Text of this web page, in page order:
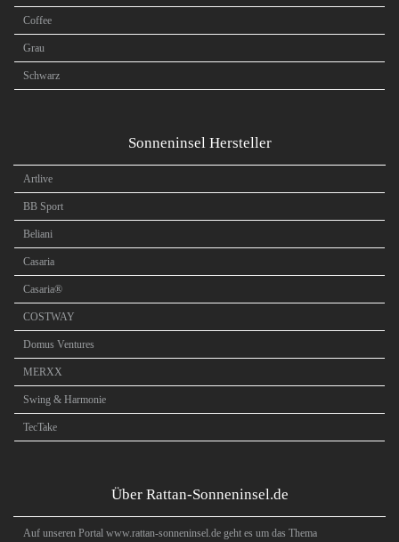
Coffee
Grau
Schwarz
Sonneninsel Hersteller
Artlive
BB Sport
Beliani
Casaria
Casaria®
COSTWAY
Domus Ventures
MERXX
Swing & Harmonie
TecTake
Über Rattan-Sonneninsel.de
Auf unseren Portal www.rattan-sonneninsel.de geht es um das Thema